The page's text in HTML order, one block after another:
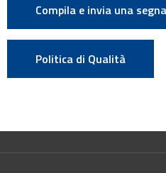
Compila e invia una
Politica di Qualità